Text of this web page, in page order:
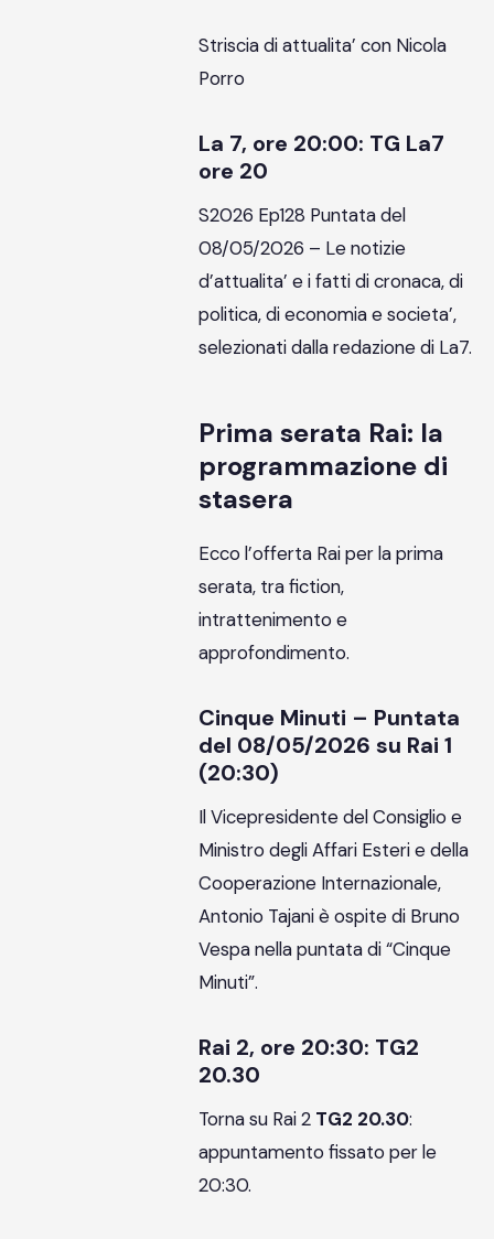
Striscia di attualita’ con Nicola
Porro
La 7, ore 20:00: TG La7
ore 20
S2026 Ep128 Puntata del
08/05/2026 – Le notizie
d’attualita’ e i fatti di cronaca, di
politica, di economia e societa’,
selezionati dalla redazione di La7.
Prima serata Rai: la
programmazione di
stasera
Ecco l’offerta Rai per la prima
serata, tra fiction,
intrattenimento e
approfondimento.
Cinque Minuti – Puntata
del 08/05/2026 su Rai 1
(20:30)
Il Vicepresidente del Consiglio e
Ministro degli Affari Esteri e della
Cooperazione Internazionale,
Antonio Tajani è ospite di Bruno
Vespa nella puntata di “Cinque
Minuti”.
Rai 2, ore 20:30: TG2
20.30
Torna su Rai 2 TG2 20.30:
appuntamento fissato per le
20:30.